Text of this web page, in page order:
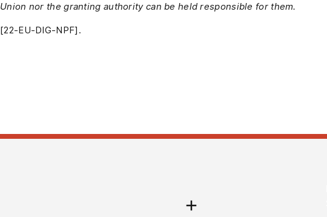
Union nor the granting authority can be held responsible for them.
[22-EU-DIG-NPF].